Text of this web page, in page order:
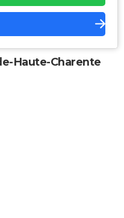
Haute-Charente